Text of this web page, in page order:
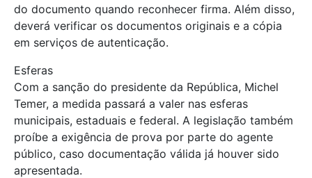
do documento quando reconhecer firma. Além disso,
deverá verificar os documentos originais e a cópia
em serviços de autenticação.
Esferas
Com a sanção do presidente da República, Michel
Temer, a medida passará a valer nas esferas
municipais, estaduais e federal. A legislação também
proíbe a exigência de prova por parte do agente
público, caso documentação válida já houver sido
apresentada.